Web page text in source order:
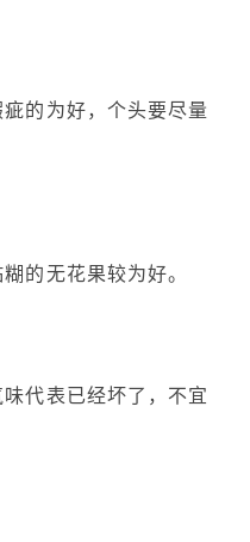
的为好，个头要尽量
的无花果较为好。
代表已经坏了，不宜